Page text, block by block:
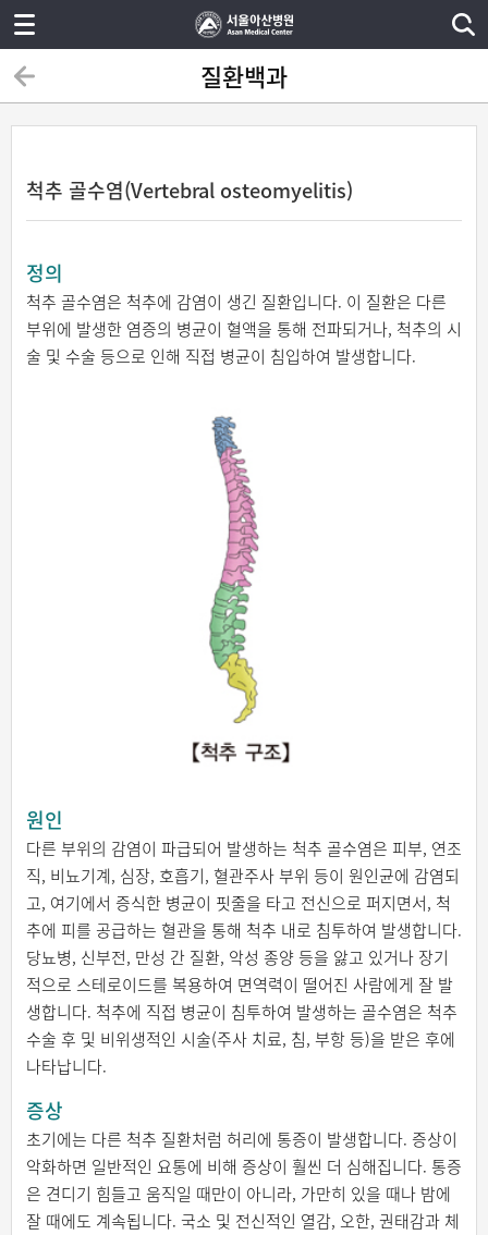
질환백과
척추 골수염(Vertebral osteomyelitis)
정의
척추 골수염은 척추에 감염이 생긴 질환입니다. 이 질환은 다른
부위에 발생한 염증의 병균이 혈액을 통해 전파되거나, 척추의 시
술 및 수술 등으로 인해 직접 병균이 침입하여 발생합니다.
원인
다른 부위의 감염이 파급되어 발생하는 척추 골수염은 피부, 연조
직, 비뇨기계, 심장, 호흡기, 혈관주사 부위 등이 원인균에 감염되
고, 여기에서 증식한 병균이 핏줄을 타고 전신으로 퍼지면서, 척
추에 피를 공급하는 혈관을 통해 척추 내로 침투하여 발생합니다.
당뇨병, 신부전, 만성 간 질환, 악성 종양 등을 앓고 있거나 장기
적으로 스테로이드를 복용하여 면역력이 떨어진 사람에게 잘 발
생합니다. 척추에 직접 병균이 침투하여 발생하는 골수염은 척추
수술 후 및 비위생적인 시술(주사 치료, 침, 부항 등)을 받은 후에
나타납니다.
증상
초기에는 다른 척추 질환처럼 허리에 통증이 발생합니다. 증상이
악화하면 일반적인 요통에 비해 증상이 훨씬 더 심해집니다. 통증
은 견디기 힘들고 움직일 때만이 아니라, 가만히 있을 때나 밤에
잘 때에도 계속됩니다. 국소 및 전신적인 열감, 오한, 권태감과 체